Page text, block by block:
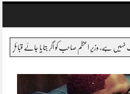
،عوام کی نظر میں اس سب کے